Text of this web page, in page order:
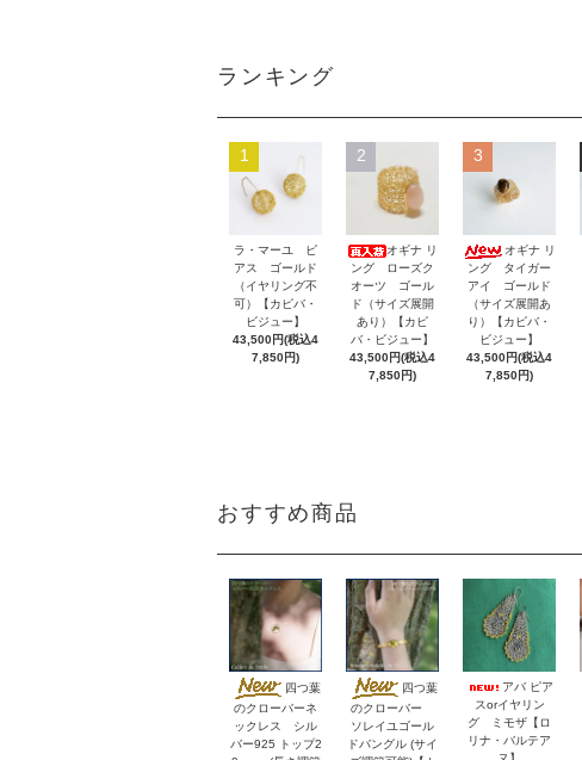
ランキング
1
ラ・マーユ ピ
アス ゴールド
（イヤリング不
可）【カピバ・
ビジュー】
43,500円(税込4
7,850円)
2
オギナ リ
ング ローズク
オーツ ゴール
ド（サイズ展開
あり）【カピ
バ・ビジュー】
43,500円(税込4
7,850円)
3
オギナ リ
ング タイガー
アイ ゴールド
（サイズ展開あ
り）【カピバ・
ビジュー】
43,500円(税込4
7,850円)
おすすめ商品
四つ葉
のクローバーネ
ックレス シル
バー925 トップ2
四つ葉
のクローバー
ソレイユゴール
ドバングル (サイ
アバ ピア
スorイヤリン
グ ミモザ【ロ
リナ・バルテア